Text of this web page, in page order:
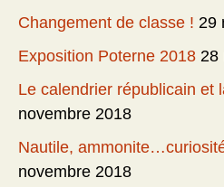
Changement de classe ! 29
Exposition Poterne 2018 28
Le calendrier républicain et
novembre 2018
Nautile,
novembre 2018